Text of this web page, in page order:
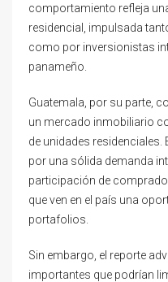
comportamiento refleja
residencial, impulsada
como por inversionistas
panameño.
Guatemala, por su parte,
un mercado inmobiliario
de unidades
por una sólida demanda
participación de
que ven en el país una
portafolios.
Sin embargo, el reporte
importantes que podrían